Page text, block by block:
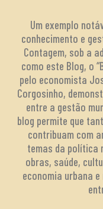
Um exemplo
conhecimento e
Contagem, sob a
como este Blog, o
pelo economista
Corgosinho,
entre a gestão
blog permite que
contribuam com
temas da política
obras, saúde,
economia urbana